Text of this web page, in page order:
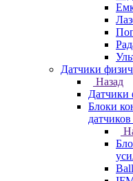
Датчики
Назад
Датчики
Блоки